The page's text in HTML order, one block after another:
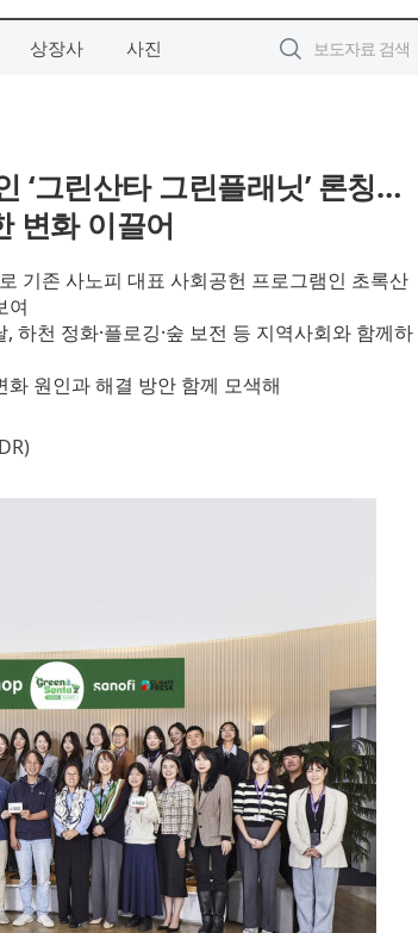
상장사 사진
‘그린산타 그린플래닛’ 론칭…
변화 이끌어
기존 사노피 대표 사회공헌 프로그램인 초록산
여
천 정화·플로깅·숲 보전 등 지역사회와 함께하
화 원인과 해결 방안 함께 모색해